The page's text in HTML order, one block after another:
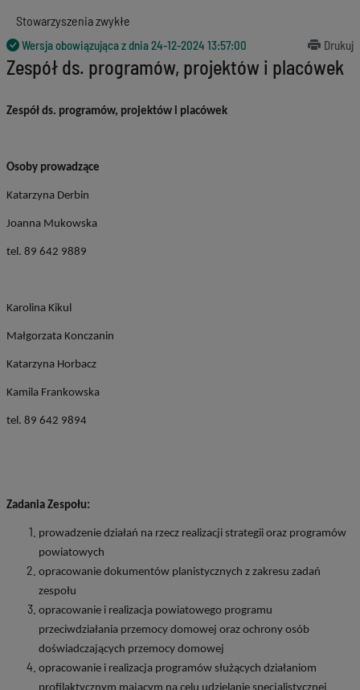
Stowarzyszenia zwykłe
Wersja obowiązująca z dnia24-12-2024 13:57:00 Drukuj
Zespół ds. programów, projektów i placówek
Zespół ds. programów, projektów i placówek
Osoby prowadzące
Katarzyna Derbin
Joanna Mukowska
tel. 89 642 9889
Karolina Kikul
Małgorzata Konczanin
Katarzyna Horbacz
Kamila Frankowska
tel. 89 642 9894
Zadania Zespołu:
prowadzenie działań na rzecz realizacji strategii oraz programów
powiatowych
opracowanie dokumentów planistycznych z zakresu zadań
zespołu
opracowanie i realizacja powiatowego programu
przeciwdziałania przemocy domowej oraz ochrony osób
doświadczających przemocy domowej
opracowanie i realizacja programów służących działaniom